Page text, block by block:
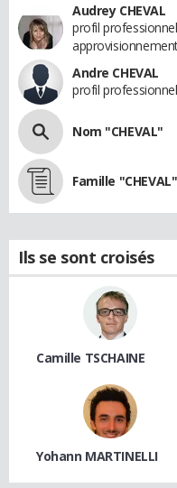
Audrey CHEVAL
profil
Andre CHEVAL
profil
Nom "CHEVAL"
Famille "CHEVAL"
Ils se sont croisés
Camille TSCHAINE
Yohann MARTINELLI